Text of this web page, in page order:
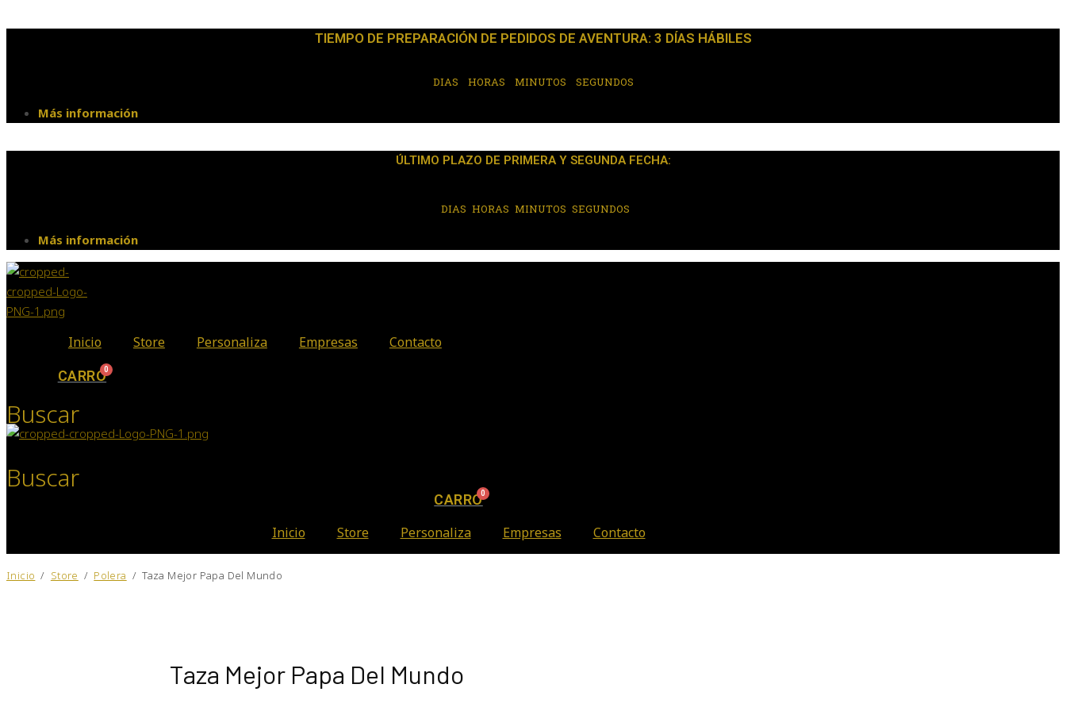
TIEMPO DE PREPARACIÓN DE PEDIDOS DE AVENTURA: 3 DÍAS HÁBILES
DIAS HORAS MINUTOS SEGUNDOS
Más información
ÚLTIMO PLAZO DE PRIMERA Y SEGUNDA FECHA:
DIAS HORAS MINUTOS SEGUNDOS
Más información
Inicio Store Personaliza Empresas Contacto
CARRO
Buscar
Buscar
CARRO
Inicio Store Personaliza Empresas Contacto
Inicio / Store / Polera / Taza Mejor Papa Del Mundo
Taza Mejor Papa Del Mundo